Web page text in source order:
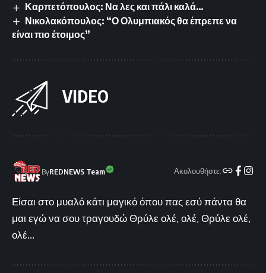
Καρπετόπουλος: Να λες και πάλι καλά…
Νικολακόπουλος: “Ο Ολυμπιακός θα έπρεπε να
είναι πιο έτοιμος”
VIDEO
ByREDNEWS Team Ακολουθήστε:
Είσαι στο μυαλό κάτι μαγικό όπου πας εσύ πάντα θα
μαι εγώ να σου τραγουδώ Θρύλε ολέ, ολέ, Θρύλε ολέ,
ολέ...